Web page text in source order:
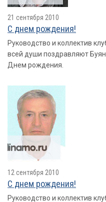
21 сентября 2010
С днем рождения!
Руководство и коллектив
всей души поздравляют
Днем рождения.
12 сентября 2010
С днем рождения!
Руководство и коллектив